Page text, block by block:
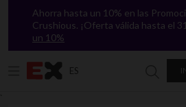
`
Ahorra hasta un 10% en las
Crushious. ¡Oferta válida hasta el
un 10%
ES
Buscar en Excitasy